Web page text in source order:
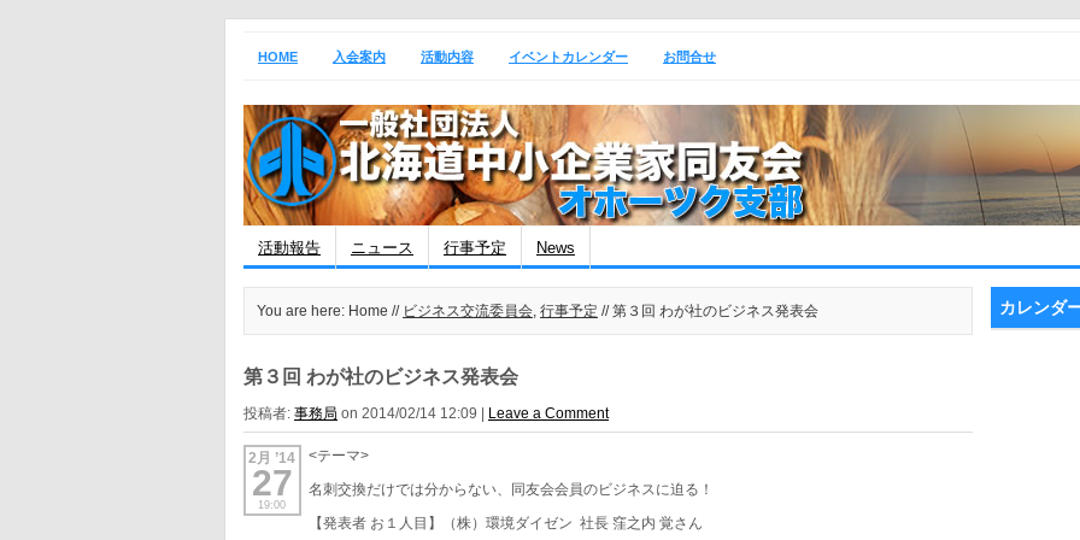
HOME 入会案内 活動内容 イベントカレンダー お問合せ
活動報告 ニュース 行事予定 News
You are here: Home // ビジネス交流委員会, 行事予定 // 第３回 わが社のビジネス発表会
第３回 わが社のビジネス発表会
投稿者: 事務局 on 2014/02/14 12:09 | Leave a Comment
2月 ’14
27
19:00
<テーマ>
名刺交換だけでは分からない、同友会会員のビジネスに迫る！
【発表者 お１人目】（株）環境ダイゼン 社長 窪之内 覚さん
カレンダ